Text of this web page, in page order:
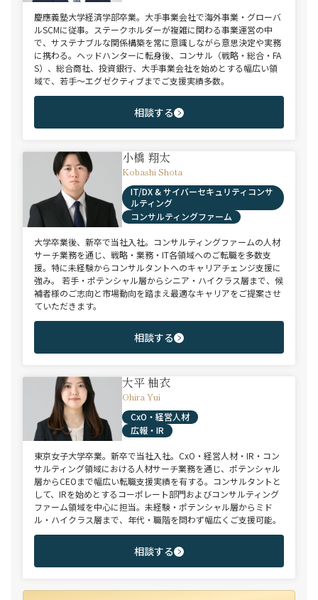
慶應義塾大学経済学部卒業。大手事業会社で海外事業・グローバ
ルSCMに従事。ステークホルダーが複雑に関わる事業運営の中
で、サステナブルな関係構築を常に意識しながら意思決定や実務
に携わる。ヘッドハンターに転身後、コンサル（戦略・総合・FA
S）、総合商社、投資銀行、大手事業会社を始めとする幅広い領
域で、若手～エグゼクティブまでご支援実績多数。
相談する
小橋 翔太
Kobashi Shota
IT/DX & サイバーセキュリティコンサ
ルティング
コンサルティングファーム
大学卒業後、新卒で当社入社。コンサルティングファームの人材
サーチ業務を通じ、戦略・業務・IT各領域へのご転職を多数支
援。特に未経験からコンサルタントへのキャリアチェンジ支援に
強み。 若手・ポテンシャル層からシニア・ハイクラス層まで、候
補者様のご志向と市場動向を踏まえ最適なキャリアをご提案させ
ていただきます。
相談する
大平 柚衣
Ohira Yui
CxO・経営人材
広報・IR
東京女子大学卒業。新卒で当社入社。CxO・経営人材・IR・コン
サルティング領域における人材サーチ業務を通じ、ポテンシャル
層からCEOまで幅広い転職支援実績を有する。コンサルタントと
して、IRを始めとするコーポレート部門およびコンサルティング
ファーム領域を中心に担当。未経験・ポテンシャル層からミド
ル・ハイクラス層まで、年代・職階を問わず幅広くご支援可能。
相談する